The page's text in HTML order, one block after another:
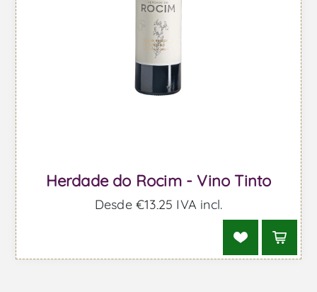
Herdade do Rocim - Vino Tinto
Desde €13,25 IVA incl.